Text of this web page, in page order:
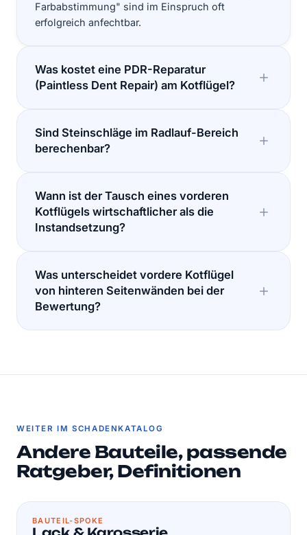
Farbabstimmung" sind im Einspruch oft
erfolgreich anfechtbar.
Was kostet eine PDR-Reparatur
(Paintless Dent Repair) am Kotflügel?
Sind Steinschläge im Radlauf-Bereich
berechenbar?
Wann ist der Tausch eines vorderen
Kotflügels wirtschaftlicher als die
Instandsetzung?
Was unterscheidet vordere Kotflügel
von hinteren Seitenwänden bei der
Bewertung?
WEITER IM SCHADENKATALOG
Andere Bauteile, passende
Ratgeber, Definitionen
BAUTEIL-SPOKE